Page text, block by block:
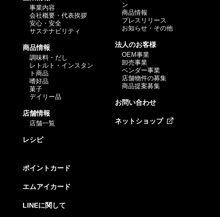
事業内容
会社概要・代表挨拶
安心・安全
サステナビリティ
商品情報
調味料・だし
レトルト・インスタン
ト商品
嗜好品
菓子
デイリー品
店舗情報
店舗一覧
レシピ
ン
商品情報
プレスリリース
お知らせ・その他
法人のお客様
OEM事業
卸売事業
ベンダー事業
店舗物件の募集
商品提案募集
お問い合わせ
ネットショップ
ポイントカード
エムアイカード
LINEに関して